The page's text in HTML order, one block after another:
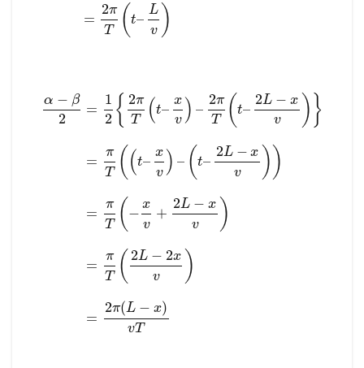
=
2π
T
( t–
L
v )
α − β
2
=
1
2 { 2π
T
(t–
x
v ) –
2π
T
(t–
2L − x
v
)}
=
π
T
((t–
x
v ) – (t–
2L − x
v
))
=
π
T
( −
x
v
+
2L − x
v
)
=
π
T
( 2L − 2x
v
)
=
2π(L − x)
vT